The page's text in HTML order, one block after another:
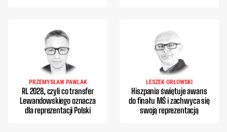
PRZEMYSŁAW PAWLAK
RL 2028, czyli co transfer
Lewandowskiego oznacza
dla reprezentacji Polski
LESZEK ORŁOWSKI
Hiszpania świętuje awans
do finału MŚ i zachwyca się
swoją reprezentacją